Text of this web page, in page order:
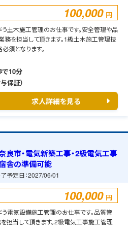
100,000 円
土木施工管理のお仕事です。安全管理や品
を担当して頂きます。1級土木施工管理技
須となります。
で10分
保証）
求人詳細を見る
良市・電気新築工事・2級電気工事
舎の準備可能
予定日：2027/06/01
100,000 円
電気設備施工管理のお仕事です。品質管
担当して頂きます。2級電気工事施工管理